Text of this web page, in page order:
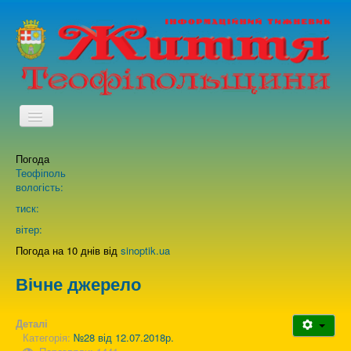
TPL_PROTOSTAR_TOGGLE_MENU
Про нас
Погода
Теофіполь
вологість:
тиск:
вітер:
Погода на 10 днів від sinoptik.ua
Вічне джерело
Деталі
Категорія: №28 від 12.07.2018р.